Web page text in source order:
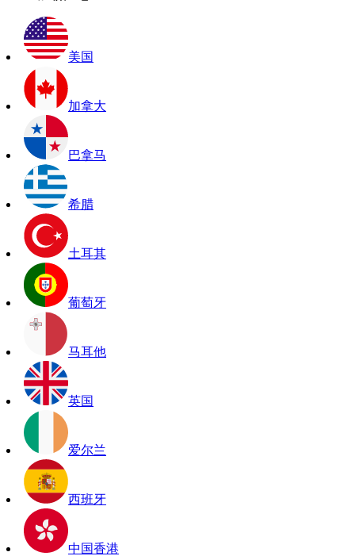
美国
加拿大
巴拿马
希腊
土耳其
葡萄牙
马耳他
英国
爱尔兰
西班牙
中国香港